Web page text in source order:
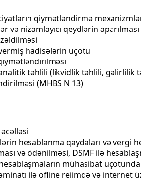
qiymətləndirmə
nizamlayıcı qeydlərin aparılması
hadisələrin uçotu
analitik təhlili (likvidlik təhlili, gəlirlilik
(MHBS N 13)
hesablanma qaydaları və vergi
və ödənilməsi, DSMF ilə
mühasibat
ilə ofline rejimdə və